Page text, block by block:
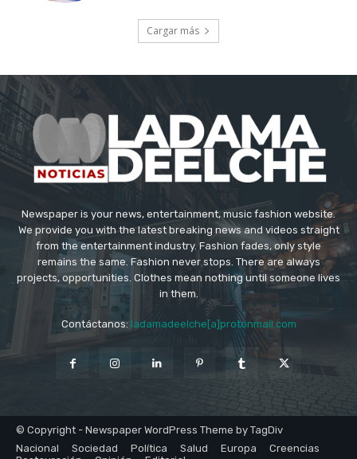
Cargar más
Newspaper is your news, entertainment, music fashion website.
We provide you with the latest breaking news and videos straight
from the entertainment industry. Fashion fades, only style
remains the same. Fashion never stops. There are always
projects, opportunities. Clothes mean nothing until someone lives
in them.
Contáctanos: ladamadeelche[a]protonmail.com
© Copyright - Newspaper WordPress Theme by TagDiv
Nacional
Sociedad Política Salud Europa
Creencias